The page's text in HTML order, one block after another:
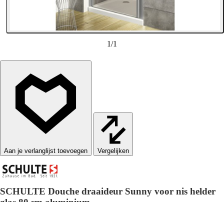
1/1
Vergelijken
SCHULTE Douche draaideur Sunny voor nis helder